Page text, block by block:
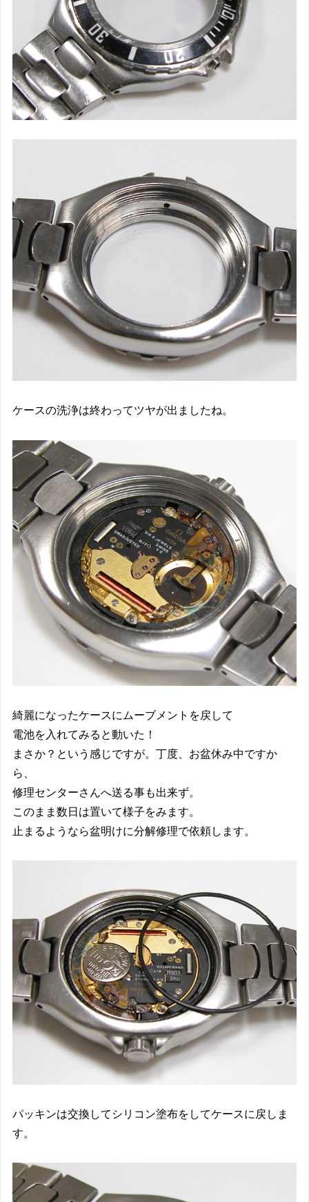
ケースの洗浄は終わってツヤが出ましたね。
綺麗になったケースにムーブメントを戻して
電池を入れてみると動いた！
まさか？という感じですが。丁度、お盆休み中ですか
ら、
修理センターさんへ送る事も出来ず。
このまま数日は置いて様子をみます。
止まるようなら盆明けに分解修理で依頼します。
パッキンは交換してシリコン塗布をしてケースに戻しま
す。